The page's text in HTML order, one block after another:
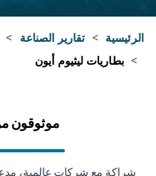
الرئيسية > تقارير الصناعة >
> بطاريات ليثيوم أيون
موثوقون
شراكة مع شركات عالمية،